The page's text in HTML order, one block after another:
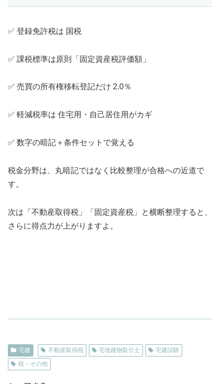
✅ 登録免許税は 国税
✅ 課税標準は原則「固定資産税評価額」
✅ 売買の所有権移転登記だけ 2.0％
✅ 軽減税率は 住宅用・自己居住用がカギ
✅ 数字の暗記＋条件セットで覚える
税金分野は、丸暗記ではなく比較整理が合格への近道で
す。
次は「不動産取得税」「固定資産税」と横断整理すると、
さらに得点力が上がりますよ。
宅建 不動産取得税 宅地建物取引士
宅建試験
税・その他